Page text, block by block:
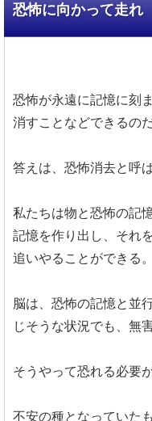
恐怖に向かって走れ
恐怖が永遠に記憶に刻
消すことなどできるの
答えは、恐怖消去と呼
私たちは物と恐怖の記
記憶を作り出し、それ
追いやることができる。
脳は、恐怖の記憶と並
じそうな状況でも、無
そうやって恐れる必要
不安の種となっていた